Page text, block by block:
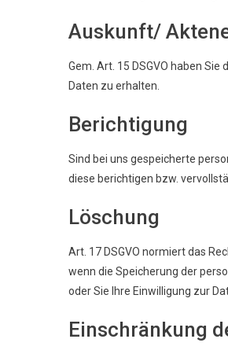
Auskunft/
Gem. Art. 15 DSGVO haben
Daten zu erhalten.
Berichtigung
Sind bei uns gespeicherte
diese berichtigen bzw.
Löschung
Art. 17 DSGVO normiert das
wenn die Speicherung der
oder Sie Ihre Einwilligung zur
Einschränkung